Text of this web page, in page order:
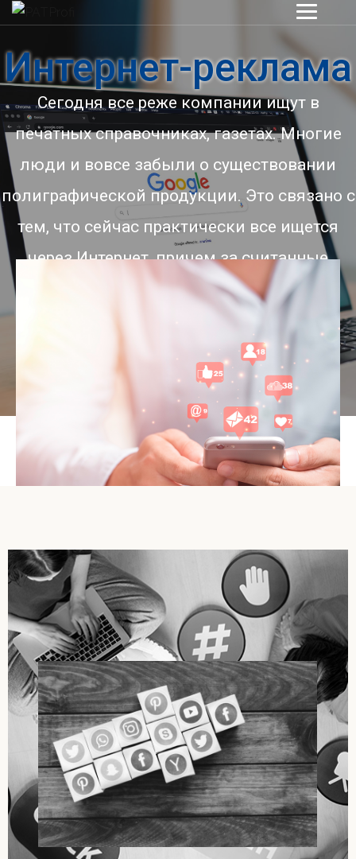
Интернет-реклама
Сегодня все реже компании ищут в
печатных справочниках, газетах. Многие
люди и вовсе забыли о существовании
полиграфической продукции. Это связано с
тем, что сейчас практически все ищется
через Интернет, причем за считанные
мгновенно.